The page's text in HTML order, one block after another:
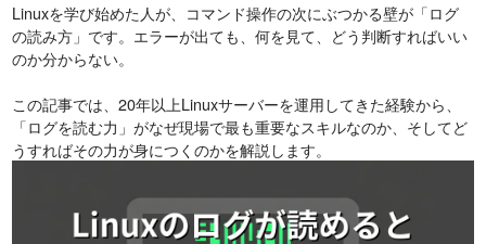
Linuxを学び始めた人が、コマンド操作の次にぶつかる壁が「ログ
の読み方」です。エラーが出ても、何を見て、どう判断すればいい
のか分からない。
この記事では、20年以上Linuxサーバーを運用してきた経験から、
「ログを読む力」がなぜ現場で最も重要なスキルなのか、そしてど
うすればその力が身につくのかを解説します。